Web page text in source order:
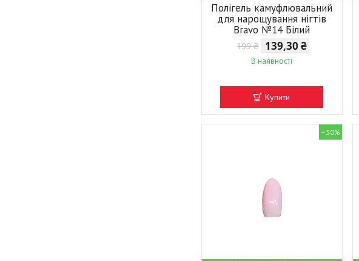
Полігель камуфлювальний
для нарощування нігтів
Bravo №14 Білий
199 ₴ 139,30 ₴
В наявності
Купити
–30%